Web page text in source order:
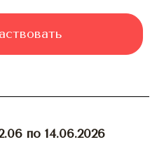
по 14.06.2026